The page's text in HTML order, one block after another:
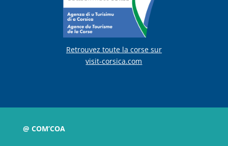
Retrouvez toute la corse sur
visit-corsica.com
@ COM’COA